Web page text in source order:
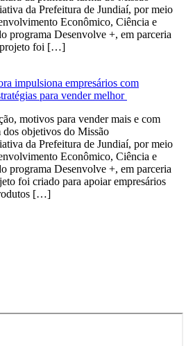
da Prefeitura de Jundiaí, por meio
Econômico, Ciência e
programa Desenvolve +, em parceria
projeto foi […]
impulsiona empresários com
para vender melhor
motivos para vender mais e com
dos objetivos do Missão
da Prefeitura de Jundiaí, por meio
Econômico, Ciência e
programa Desenvolve +, em parceria
foi criado para apoiar empresários
[…]